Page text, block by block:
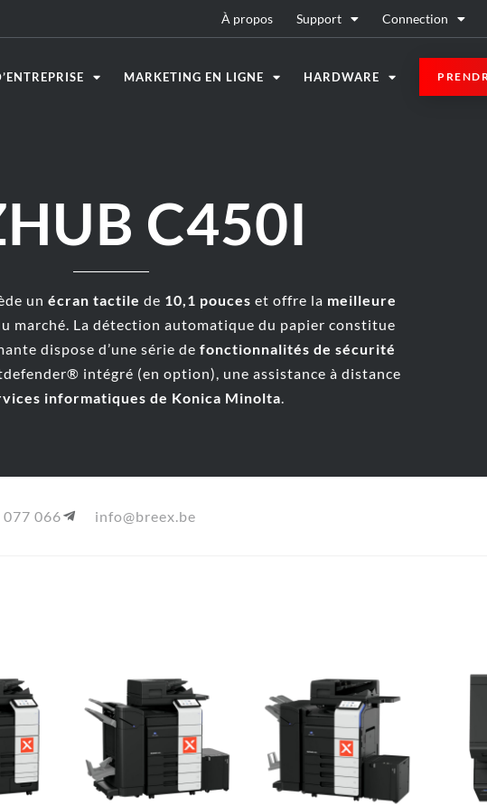
À propos Support Connection
MARKETING EN LIGNE HARDWARE
C450I
un écran tactile de 10,1 pouces et offre la meilleure
marché. La détection automatique du papier constitue
dispose d’une série de fonctionnalités de sécurité
intégré (en option), une assistance à distance
informatiques de Konica Minolta.
077 066 info@breex.be